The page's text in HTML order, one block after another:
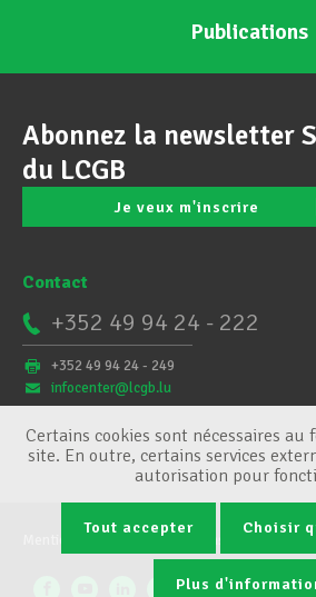
Publications
Abonnez la newsletter
du LCGB
Je veux m'inscrire
Contact
+352 49 94 24 - 222
+352 49 94 24 - 249
infocenter@lcgb.lu
Conditions générales
Certains cookies sont nécessaires au
site. En outre, certains services
autorisation pour
Tout accepter Choisir
Plus